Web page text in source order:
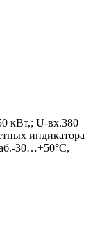
кВт,; U-вх.380
индикатора
30…+50°С,